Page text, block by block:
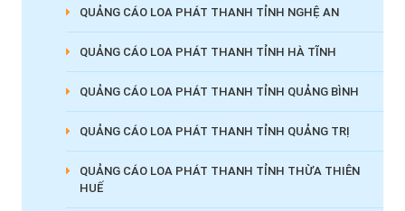
QUẢNG CÁO LOA PHÁT THANH TỈNH NGHỆ AN
QUẢNG CÁO LOA PHÁT THANH TỈNH HÀ TĨNH
QUẢNG CÁO LOA PHÁT THANH TỈNH QUẢNG BÌNH
QUẢNG CÁO LOA PHÁT THANH TỈNH QUẢNG TRỊ
QUẢNG CÁO LOA PHÁT THANH TỈNH THỪA THIÊN
HUẾ